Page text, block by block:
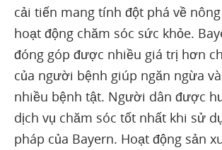
cải tiến mang tính đột phá về
hoạt động chăm sóc sức khỏe.
đóng góp được nhiều giá trị hơn
của người bệnh giúp ngăn ngừa
nhiều bệnh tật. Người dân được
dịch vụ chăm sóc tốt nhất khi sử
pháp của Bayern. Hoạt động sản